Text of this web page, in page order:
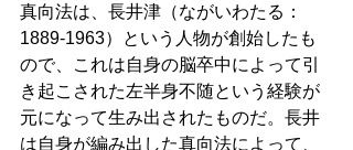
真向法は、長井津（ながいわたる：
1889-1963）という人物が創始したも
ので、これは自身の脳卒中によって引
き起こされた左半身不随という経験が
元になって生み出されたものだ。長井
は自身が編み出した真向法によって、